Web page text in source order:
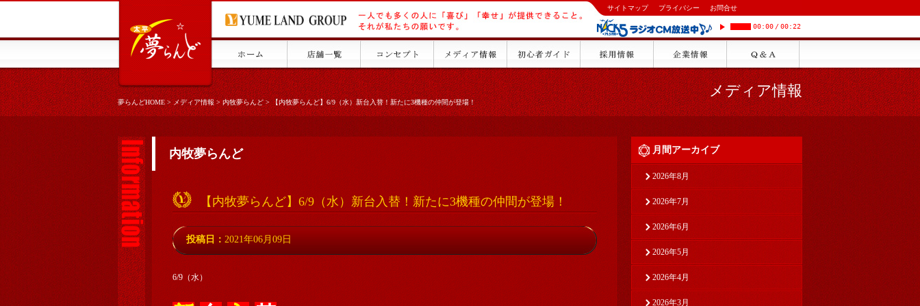
サイトマップ プライバシー お問合せ
00:00 / 00:22
夢らんどHOME>メディア情報>内牧夢らんど>【内牧夢らんど】6/9（水）新台入替！新たに3機種の仲間が登場！
メディア情報
内牧夢らんど
【内牧夢らんど】6/9（水）新台入替！新たに3機種の仲間が登場！
投稿日： 2021年06月09日
6/9（水）
月間アーカイブ
2026年8月
2026年7月
2026年6月
2026年5月
2026年4月
2026年3月